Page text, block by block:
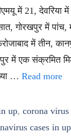
में 21, देवरिया में
सात, गोरखपुर में
में तीन,
में एक संक्रमित
… Read more
up, corona virus
cases in up